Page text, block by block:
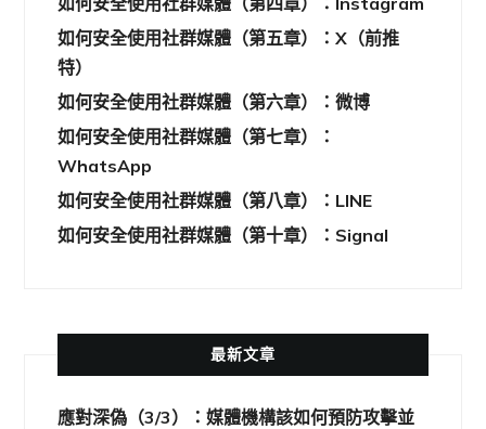
如何安全使用社群媒體（第五章）：X（前推
特）
如何安全使用社群媒體（第六章）：微博
如何安全使用社群媒體（第七章）：
WhatsApp
如何安全使用社群媒體（第八章）：LINE
如何安全使用社群媒體（第十章）：Signal
最新文章
應對深偽（3/3）：媒體機構該如何預防攻擊並